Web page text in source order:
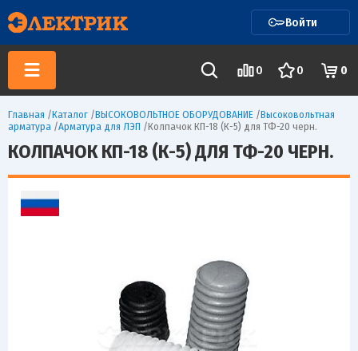
Войти
0 0 0
Главная /Каталог /ВЫСОКОВОЛЬТНОЕ ОБОРУДОВАНИЕ /Высоковольтная
арматура /Арматура для ЛЭП /Колпачок КП-18 (К-5) для ТФ-20 черн.
КОЛПАЧОК КП-18 (К-5) ДЛЯ ТФ-20 ЧЕРН.